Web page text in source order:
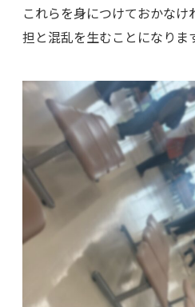
これらを身につけておかな
担と混乱を生むことになりま